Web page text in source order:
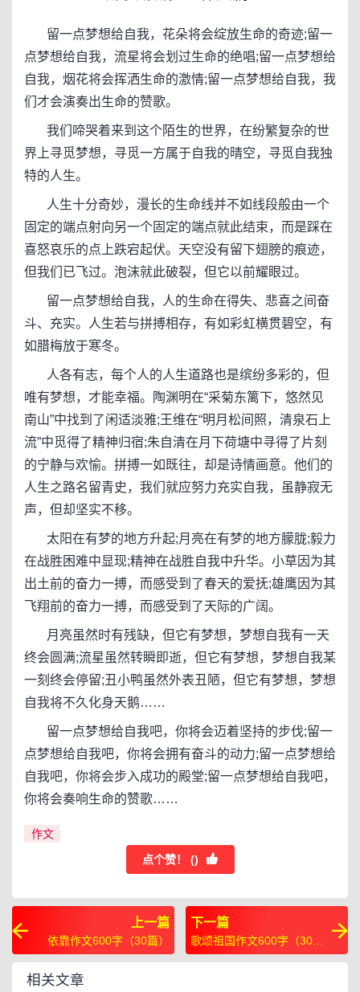
留一点梦想给自我，花朵将会绽放生命的奇迹;留一
点梦想给自我，流星将会划过生命的绝唱;留一点梦想给
自我，烟花将会挥洒生命的激情;留一点梦想给自我，我
们才会演奏出生命的赞歌。
我们啼哭着来到这个陌生的世界，在纷繁复杂的世
界上寻觅梦想，寻觅一方属于自我的晴空，寻觅自我独
特的人生。
人生十分奇妙，漫长的生命线并不如线段般由一个
固定的端点射向另一个固定的端点就此结束，而是踩在
喜怒哀乐的点上跌宕起伏。天空没有留下翅膀的痕迹，
但我们已飞过。泡沫就此破裂，但它以前耀眼过。
留一点梦想给自我，人的生命在得失、悲喜之间奋
斗、充实。人生若与拼搏相存，有如彩虹横贯碧空，有
如腊梅放于寒冬。
人各有志，每个人的人生道路也是缤纷多彩的，但
唯有梦想，才能幸福。陶渊明在“采菊东篱下，悠然见
南山”中找到了闲适淡雅;王维在“明月松间照，清泉石上
流”中觅得了精神归宿;朱自清在月下荷塘中寻得了片刻
的宁静与欢愉。拼搏一如既往，却是诗情画意。他们的
人生之路名留青史，我们就应努力充实自我，虽静寂无
声，但却坚实不移。
太阳在有梦的地方升起;月亮在有梦的地方朦胧;毅力
在战胜困难中显现;精神在战胜自我中升华。小草因为其
出土前的奋力一搏，而感受到了春天的爱抚;雄鹰因为其
飞翔前的奋力一搏，而感受到了天际的广阔。
月亮虽然时有残缺，但它有梦想，梦想自我有一天
终会圆满;流星虽然转瞬即逝，但它有梦想，梦想自我某
一刻终会停留;丑小鸭虽然外表丑陋，但它有梦想，梦想
自我将不久化身天鹅……
留一点梦想给自我吧，你将会迈着坚持的步伐;留一
点梦想给自我吧，你将会拥有奋斗的动力;留一点梦想给
自我吧，你将会步入成功的殿堂;留一点梦想给自我吧，
你将会奏响生命的赞歌……
作文
点个赞！ ()
上一篇
依靠作文600字（30篇）
下一篇
歌颂祖国作文600字（30
篇）
相关文章